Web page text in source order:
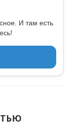
И там есть